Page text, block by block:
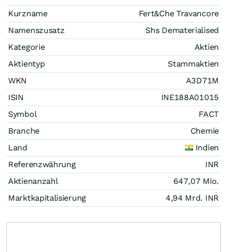
Kurzname
Fert&Che Travancore
Namenszusatz
Shs Dematerialised
Kategorie
Aktien
Aktientyp
Stammaktien
WKN
A3D71M
ISIN
INE188A01015
Symbol
FACT
Branche
Chemie
Land
Indien
Referenzwährung
INR
Aktienanzahl
647,07 Mio.
Marktkapitalisierung
4,94 Mrd. INR